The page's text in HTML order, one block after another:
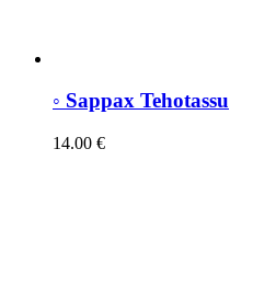
◦ Sappax Tehotassu
14.00 €